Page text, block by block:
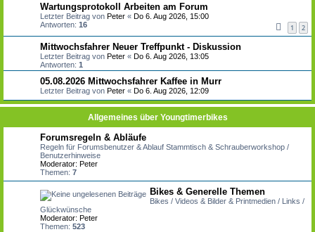
Wartungsprotokoll Arbeiten am Forum
Letzter Beitrag von Peter « Do 6. Aug 2026, 15:00
Antworten: 16 1 2
Mittwochsfahrer Neuer Treffpunkt - Diskussion
Letzter Beitrag von Peter « Do 6. Aug 2026, 13:05
Antworten: 1
05.08.2026 Mittwochsfahrer Kaffee in Murr
Letzter Beitrag von Peter « Do 6. Aug 2026, 12:09
Allgemeines über Youngtimerbikes
Forumsregeln & Abläufe
Regeln für Forumsbenutzer & Ablauf Stammtisch & Schrauberworkshop /
Benutzerhinweise
Moderator: Peter
Themen: 7
Bikes & Generelle Themen
Bikes / Videos & Bilder & Printmedien / Links /
Glückwünsche
Moderator: Peter
Themen: 523